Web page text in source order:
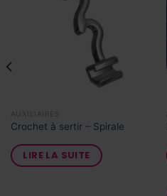
AUXILIAIRES
Crochet à sertir – Spirale
LIRE LA SUITE